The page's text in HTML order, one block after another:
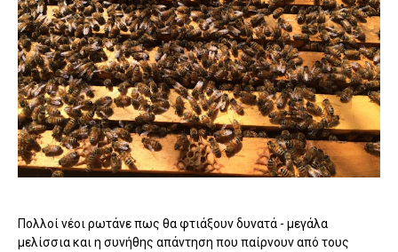
Πολλοί νέοι ρωτάνε πως θα φτιάξουν δυνατά - μεγάλα
μελίσσια και η συνήθης απάντηση που παίρνουν από τους